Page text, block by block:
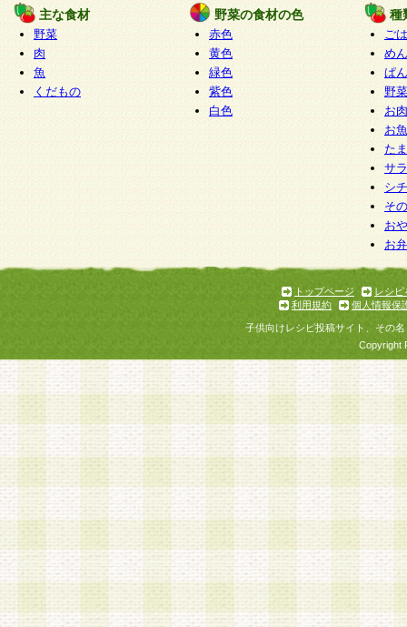
○開示対象個人情報の開示等および問い合わせ窓口
本人からの求めにより、当社が本件により取得
報の利用目的の通知・開示・内容の訂正・追加
停止・消去及び第三者への提供の禁止（以下、
といいます。）に応じます。
開示等に応じる窓口は以下になります。
ぱくすく食堂個人情報お客様相談窓口 paku-
m
個人情報を与えることは任意ですが、個人情報
意をいただけない場合には、当社のサービスの
お問い合わせ・ご相談への対応ができない場合
主な食材
野菜
肉
魚
くだもの
野菜の食材の色
赤色
黄色
緑色
紫色
白色
種
ご
めん
ぱん
野
お
お
た
サ
シ
そ
お
お
トップページ
レシピ
利用規約
個人情報保
子供向けレシピ投稿サイト、その
Copyright